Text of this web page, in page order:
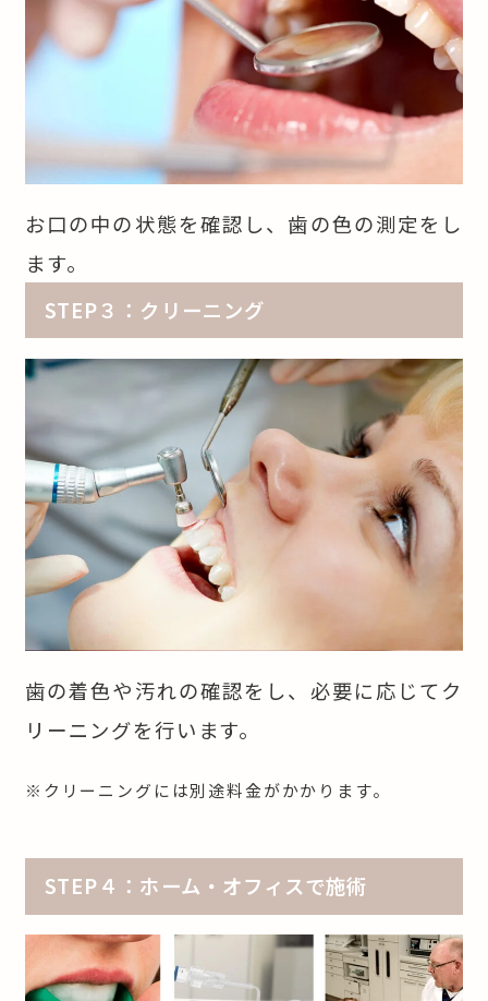
お口の中の状態を確認し、歯の色の測定をし
ます。
STEP３：クリーニング
歯の着色や汚れの確認をし、必要に応じてク
リーニングを行います。
※クリーニングには別途料金がかかります。
STEP４：ホーム・オフィスで施術